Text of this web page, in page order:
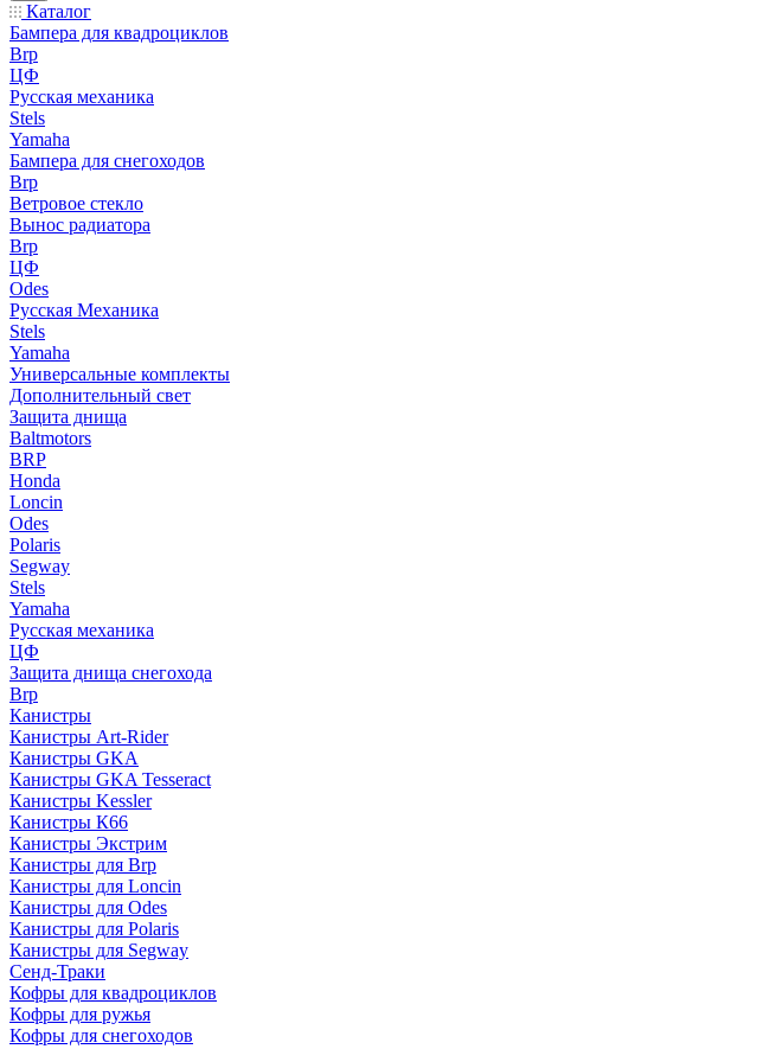
Каталог
Бампера для квадроциклов
Brp
ЦФ
Русская механика
Stels
Yamaha
Бампера для снегоходов
Brp
Ветровое стекло
Вынос радиатора
Brp
ЦФ
Odes
Русская Механика
Stels
Yamaha
Универсальные комплекты
Дополнительный свет
Защита днища
Baltmotors
BRP
Honda
Loncin
Odes
Polaris
Segway
Stels
Yamaha
Русская механика
ЦФ
Защита днища снегохода
Brp
Канистры
Канистры Art-Rider
Канистры GKA
Канистры GKA Tesseract
Канистры Kessler
Канистры К66
Канистры Экстрим
Канистры для Brp
Канистры для Loncin
Канистры для Odes
Канистры для Polaris
Канистры для Segway
Сенд-Траки
Кофры для квадроциклов
Кофры для ружья
Кофры для снегоходов